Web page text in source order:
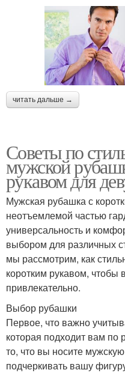
читать дальше →
Советы по
мужской
рукавом для
Мужская рубашка с
неотъемлемой частью
универсальность и
выбором для различных
мы рассмотрим, как
коротким рукавом, чтобы
привлекательно.
Выбор рубашки
Первое, что важно
которая подходит вам по
то, что вы носите
подчеркивать вашу